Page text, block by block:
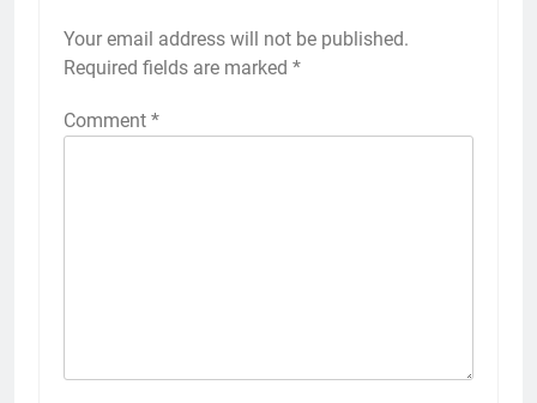
Your email address will not be published.
Required fields are marked *
Comment *